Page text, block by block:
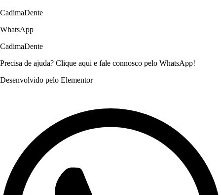
CadimaDente
WhatsApp
CadimaDente
Precisa de ajuda? Clique aqui e fale connosco pelo WhatsApp!
Desenvolvido pelo Elementor